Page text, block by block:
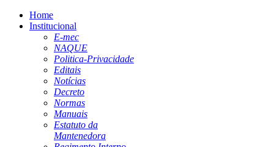
Home
Institucional
E-mec
NAQUE
Politica-Privacidade
Editais
Notícias
Decreto
Normas
Manuais
Estatuto da
Mantenedora